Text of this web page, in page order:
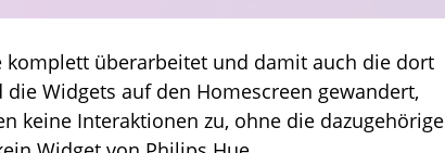
komplett überarbeitet und damit auch die dort
Widgets auf den Homescreen gewandert,
keine Interaktionen zu, ohne die dazugehörige